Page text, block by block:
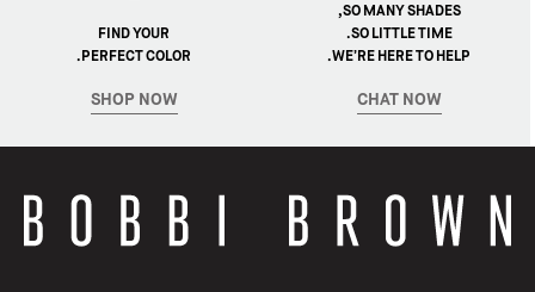
SO MANY SHADES,
SO LITTLE TIME.
WE’RE HERE TO HELP.
CHAT NOW
FIND YOUR
PERFECT COLOR.
SHOP NOW